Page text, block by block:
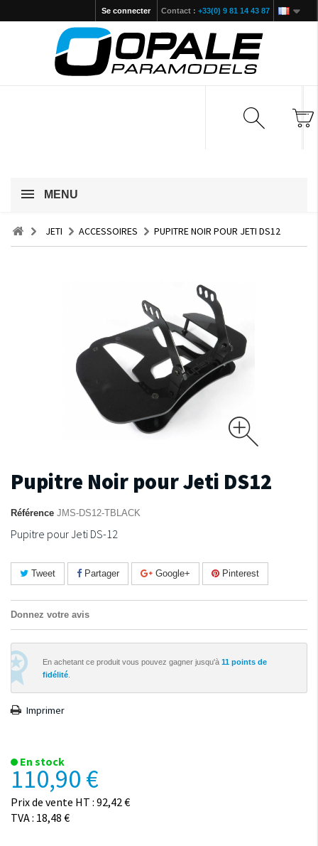
Contact : +33(0) 9 81 14 43 87
Se connecter
MENU
JETI ACCESSOIRES PUPITRE NOIR POUR JETI DS12
Pupitre Noir pour Jeti DS12
Référence JMS-DS12-TBLACK
Pupitre pour Jeti DS-12
Tweet Partager Google+ Pinterest
Donnez votre avis
En achetant ce produit vous pouvez gagner jusqu'à 11 points de
fidélité
Imprimer
En stock
110,90 €
Prix de vente HT : 92,42 €
TVA : 18,48 €